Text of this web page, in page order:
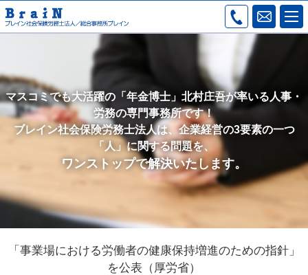
マスコミでも大活躍の「年金博士」北村庄吾が率いる人事・
労務の専門事務所です！
ブレイン社会保険労務士法人は、企業経営の3要素の一つ
「人」に関する問題を、
ワンストップで解決いたします。
「事業場における労働者の健康保持増進のための指針」
を公表（厚労省）